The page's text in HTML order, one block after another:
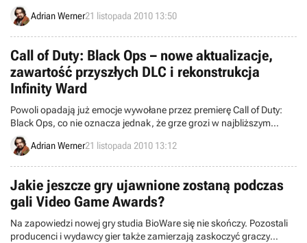
najnowszym jego projektem będzie kontynuacja filmu Dungeon
Siege, a w roli głównej wystąpi Dolph Lundgren.
Adrian Werner21 listopada 2010 13:50
Call of Duty: Black Ops – nowe aktualizacje,
zawartość przyszłych DLC i rekonstrukcja
Infinity Ward
Powoli opadają już emocje wywołane przez premierę Call of Duty:
Black Ops, co nie oznacza jednak, że grze grozi w najbliższym
czasie zapomnienie. Treyarch właśnie wypuściło nowe aktualizacje
do wersji pecetowej, a jeden z fanów dokopał się w plikach gry do
Adrian Werner21 listopada 2010 13:12
Jakie jeszcze gry ujawnione zostaną podczas
gali Video Game Awards?
Na zapowiedzi nowej gry studia BioWare się nie skończy. Pozostali
producenci i wydawcy gier także zamierzają zaskoczyć graczy